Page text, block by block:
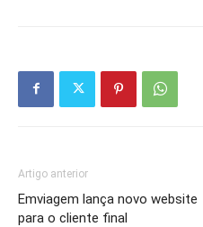
Artigo anterior
Emviagem lança novo website
para o cliente final